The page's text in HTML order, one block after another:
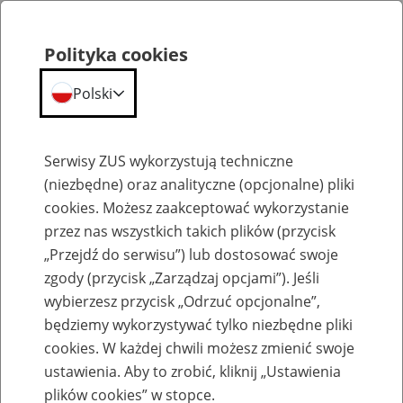
Emerytury
Baza zlikwidowanych lub
przekształconych zakładów pracy
Polityka cookies
Polski
Serwisy ZUS wykorzystują techniczne
(niezbędne) oraz analityczne (opcjonalne) pliki
cookies. Możesz zaakceptować wykorzystanie
przez nas wszystkich takich plików (przycisk
„Przejdź do serwisu”) lub dostosować swoje
zgody (przycisk „Zarządzaj opcjami”). Jeśli
wybierzesz przycisk „Odrzuć opcjonalne”,
będziemy wykorzystywać tylko niezbędne pliki
cookies. W każdej chwili możesz zmienić swoje
ustawienia. Aby to zrobić, kliknij „Ustawienia
plików cookies” w stopce.